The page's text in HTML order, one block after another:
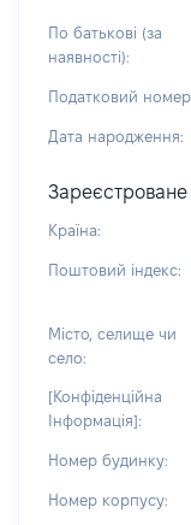
По батькові (за
наявності):
Податковий
Дата народження:
Країна:
Поштовий індекс:
Місто, селище чи
село:
[Конфіденційна
Інформація]:
Номер будинку:
Номер корпусу: